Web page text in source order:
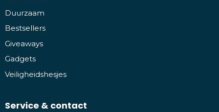
Duurzaam
Bestsellers
Giveaways
Gadgets
Veiligheidshesjes
Service & contact